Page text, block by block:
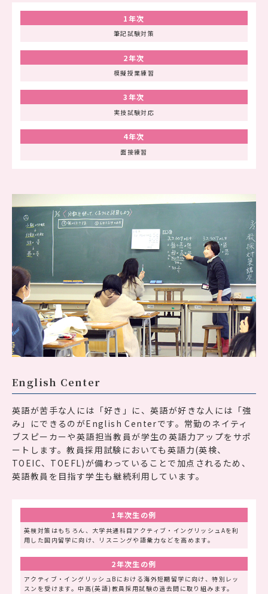
1年次
筆記試験対策
2年次
模擬授業練習
3年次
実技試験対応
4年次
面接練習
English Center
英語が苦手な人には「好き」に、英語が好きな人には「強
み」にできるのがEnglish Centerです。常勤のネイティ
ブスピーカーや英語担当教員が学生の英語力アップをサポ
ートします。教員採用試験においても英語力(英検、
TOEIC、TOEFL)が備わっていることで加点されるため、
英語教員を目指す学生も継続利用しています。
1年次生の例
英検対策はもちろん、大学共通科目アクティブ・イングリッシュAを利
用した国内留学に向け、リスニングや語彙力などを高めます。
2年次生の例
アクティブ・イングリッシュBにおける海外短期留学に向け、特別レッ
スンを受けます。中高(英語)教員採用試験の過去問に取り組みます。